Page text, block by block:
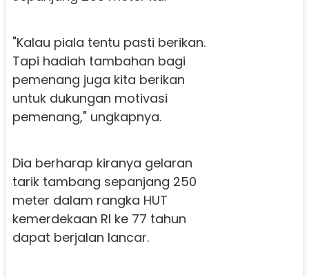
"Kalau piala tentu pasti berikan.
Tapi hadiah tambahan bagi
pemenang juga kita berikan
untuk dukungan motivasi
pemenang," ungkapnya.
Dia berharap kiranya gelaran
tarik tambang sepanjang 250
meter dalam rangka HUT
kemerdekaan RI ke 77 tahun
dapat berjalan lancar.